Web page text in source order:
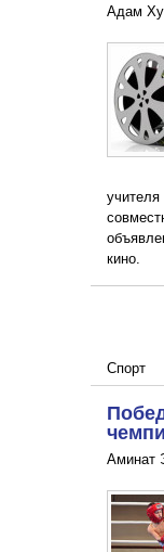
Адам
кино.
Спорт
Аминат